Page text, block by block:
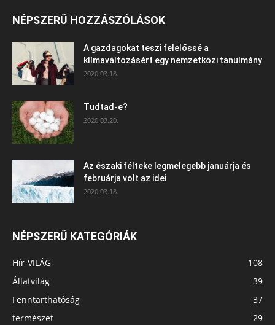
NÉPSZERŰ HOZZÁSZÓLÁSOK
A gazdagokat teszi felelőssé a
klímaváltozásért egy nemzetközi tanulmány
2020.03.18.
Tudtad-e?
2020.03.20.
Az északi félteke legmelegebb januárja és
februárja volt az idei
2020.03.18.
NÉPSZERŰ KATEGÓRIÁK
Hír-VILÁG
108
Állatvilág
39
Fenntarthatóság
37
természet
29